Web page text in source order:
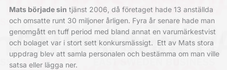
Mats började sin tjänst 2006, då företaget hade 13 anställda
och omsatte runt 30 miljoner årligen. Fyra år senare hade man
genomgått en tuff period med bland annat en varumärkestvist
och bolaget var i stort sett konkursmässigt. Ett av Mats stora
uppdrag blev att samla personalen och bestämma om man ville
satsa eller lägga ner.